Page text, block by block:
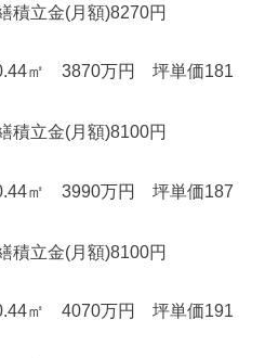
立金(月額)8270円
㎡ 3870万円 坪単価181
立金(月額)8100円
㎡ 3990万円 坪単価187
立金(月額)8100円
㎡ 4070万円 坪単価191